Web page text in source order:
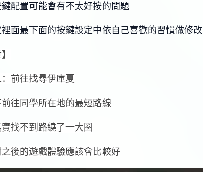
配置可能會有不太好按的問題
面最下面的按鍵設定中依自己喜歡的習慣做修改
前往找尋伊庫夏
往同學所在地的最短路線
找不到路繞了一大圈
後的遊戲體驗應該會比較好